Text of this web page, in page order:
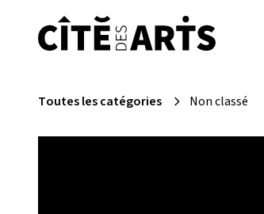
Toutes les catégories Non classé